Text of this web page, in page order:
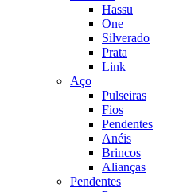
Hassu
One
Silverado
Prata
Link
Aço
Pulseiras
Fios
Pendentes
Anéis
Brincos
Alianças
Pendentes